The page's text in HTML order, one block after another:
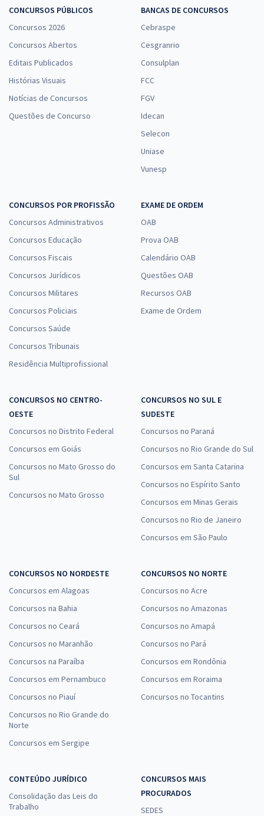
CONCURSOS PÚBLICOS
Concursos 2026
Concursos Abertos
Editais Publicados
Histórias Visuais
Notícias de Concursos
Questões de Concurso
BANCAS DE CONCURSOS
Cebraspe
Cesgranrio
Consulplan
FCC
FGV
Idecan
Selecon
Uniase
Vunesp
CONCURSOS POR PROFISSÃO
Concursos Administrativos
Concursos Educação
Concursos Fiscais
Concursos Jurídicos
Concursos Militares
Concursos Policiais
Concursos Saúde
Concursos Tribunais
Residência Multiprofissional
EXAME DE ORDEM
OAB
Prova OAB
Calendário OAB
Questões OAB
Recursos OAB
Exame de Ordem
CONCURSOS NO CENTRO-
OESTE
Concursos no Distrito Federal
Concursos em Goiás
Concursos no Mato Grosso do
Sul
Concursos no Mato Grosso
CONCURSOS NO SUL E
SUDESTE
Concursos no Paraná
Concursos no Rio Grande do Sul
Concursos em Santa Catarina
Concursos no Espírito Santo
Concursos em Minas Gerais
Concursos no Rio de Janeiro
Concursos em São Paulo
CONCURSOS NO NORDESTE
Concursos em Alagoas
Concursos na Bahia
Concursos no Ceará
Concursos no Maranhão
Concursos na Paraíba
Concursos em Pernambuco
Concursos no Piauí
Concursos no Rio Grande do
Norte
Concursos em Sergipe
CONCURSOS NO NORTE
Concursos no Acre
Concursos no Amazonas
Concursos no Amapá
Concursos no Pará
Concursos em Rondônia
Concursos em Roraima
Concursos no Tocantins
CONTEÚDO JURÍDICO
Consolidação das Leis do
Trabalho
CONCURSOS MAIS
PROCURADOS
SEDES